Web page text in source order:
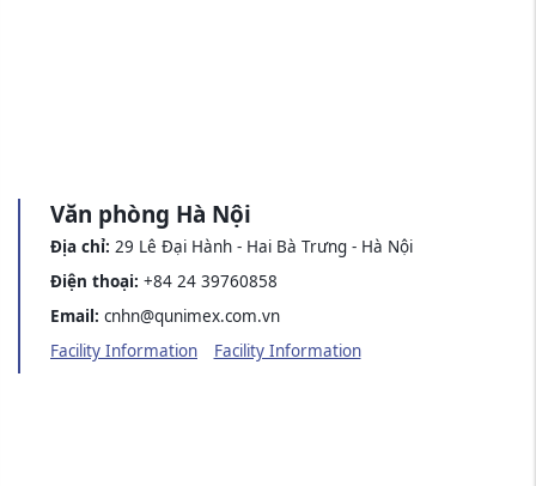
Văn phòng Hà Nội
Địa chỉ: 29 Lê Đại Hành - Hai Bà Trưng - Hà Nội
Điện thoại: +84 24 39760858
Email: cnhn@qunimex.com.vn
Facility Information
Facility Information